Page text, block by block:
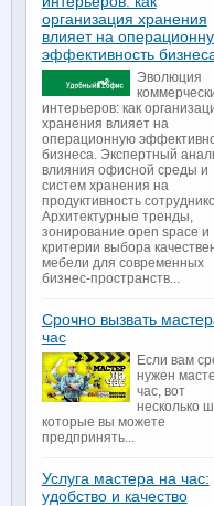
организация хранения
влияет на
эффективность
Эволюция
интерьеров: как
хранения влияет на
операционную
бизнеса. Экспертный
влияния офисной среды и
систем хранения на
продуктивность
Архитектурные тренды,
зонирование open space и
критерии выбора
мебели для современных
бизнес-пространств...
Срочно вызвать
час
Если вам
нужен
час, вот
несколько
которые вы можете
предпринять...
Услуга мастера на час:
удобство и качество